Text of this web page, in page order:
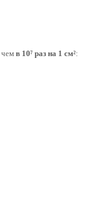
чемв 10⁷ раз на 1 см²: